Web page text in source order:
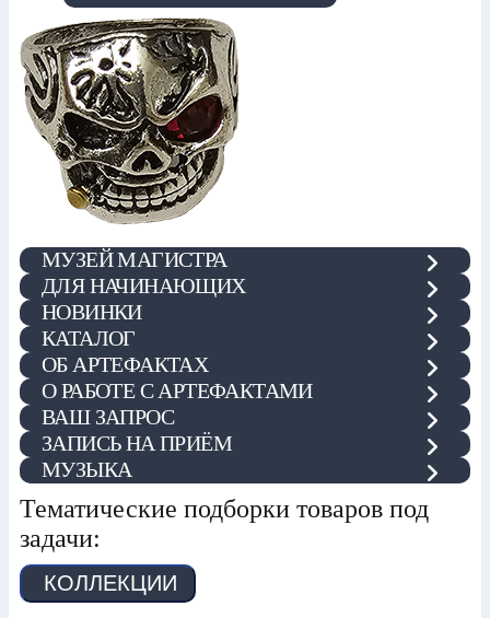
МУЗЕЙ МАГИСТРА
ДЛЯ НАЧИНАЮЩИХ
НОВИНКИ
КАТАЛОГ
ОБ АРТЕФАКТАХ
О РАБОТЕ С АРТЕФАКТАМИ
ВАШ ЗАПРОС
ЗАПИСЬ НА ПРИЁМ
МУЗЫКА
Тематические подборки товаров под
задачи:
КОЛЛЕКЦИИ